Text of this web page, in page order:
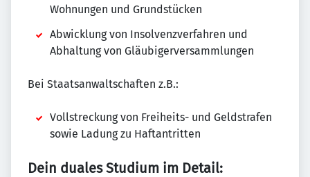
Wohnungen und Grundstücken
Abwicklung von Insolvenzverfahren und
Abhaltung von Gläubigerversammlungen
Bei Staatsanwaltschaften z.B.:
Vollstreckung von Freiheits- und Geldstrafen
sowie Ladung zu Haftantritten
Dein duales Studium im Detail: